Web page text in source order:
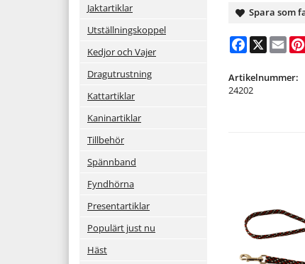
Jaktartiklar
Utställningskoppel
Kedjor och Vajer
Dragutrustning
Kattartiklar
Kaninartiklar
Tillbehör
Spännband
Fyndhörna
Presentartiklar
Populärt just nu
Häst
Spara som
Facebook
X Email
Artikelnummer:
24202